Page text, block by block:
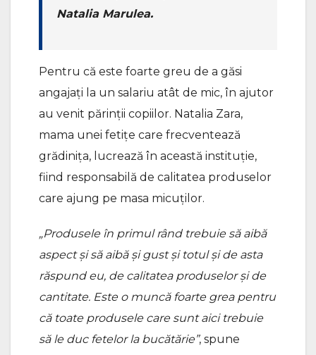
Natalia Marulea.
Pentru că este foarte greu de a găsi
angajați la un salariu atât de mic, în ajutor
au venit părinții copiilor. Natalia Zara,
mama unei fetițe care frecventează
grădinița, lucrează în această instituție,
fiind responsabilă de calitatea produselor
care ajung pe masa micuților.
„Produsele în primul rând trebuie să aibă
aspect și să aibă și gust și totul și de asta
răspund eu, de calitatea produselor și de
cantitate. Este o muncă foarte grea pentru
că toate produsele care sunt aici trebuie
să le duc fetelor la bucătărie”, spune